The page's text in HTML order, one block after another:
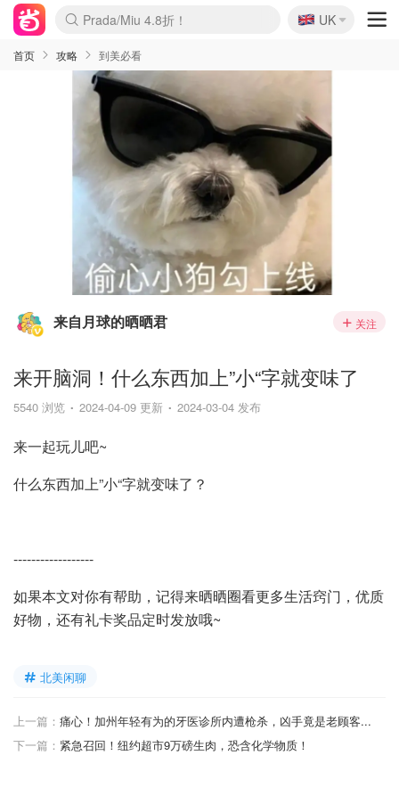
麦卢卡蜂蜜夏促！个位数！
Prada/Miu 4.8折！
啥？必胜客披萨5折！
🇬🇧
UK
首页 攻略 到美必看
来自月球的晒晒君 关注
来开脑洞！什么东西加上”小“字就变味了
5540 浏览 2024-04-09 更新 2024-03-04 发布
来一起玩儿吧~
什么东西加上”小“字就变味了？
------------------
如果本文对你有帮助，记得来晒晒圈看更多生活窍门，优质
好物，还有礼卡奖品定时发放哦~
北美闲聊
上一篇： 痛心！加州年轻有为的牙医诊所内遭枪杀，凶手竟是老顾客...
下一篇： 紧急召回！纽约超市9万磅生肉，恐含化学物质！